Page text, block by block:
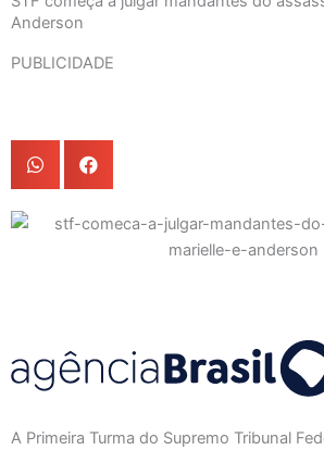
Anderson
PUBLICIDADE
A Primeira Turma do Supremo Tribunal